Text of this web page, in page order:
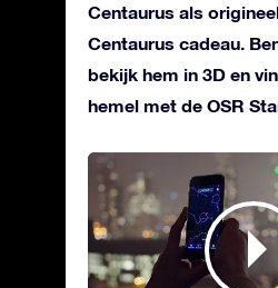
Centaurus als
Centaurus cadeau.
bekijk hem in 3D en
hemel met de OSR